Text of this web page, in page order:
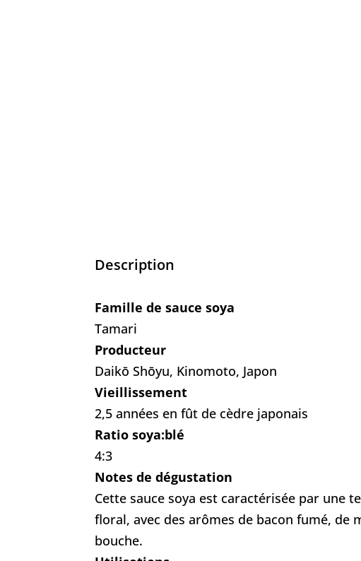
Description
Famille de sauce soya
Tamari
Producteur
Daikō Shōyu, Kinomoto, Japon
Vieillissement
2,5 années en fût de cèdre japonais
Ratio soya:blé
4:3
Notes de dégustation
Cette sauce soya est caractérisée par une
floral, avec des arômes de bacon fumé, de
bouche.